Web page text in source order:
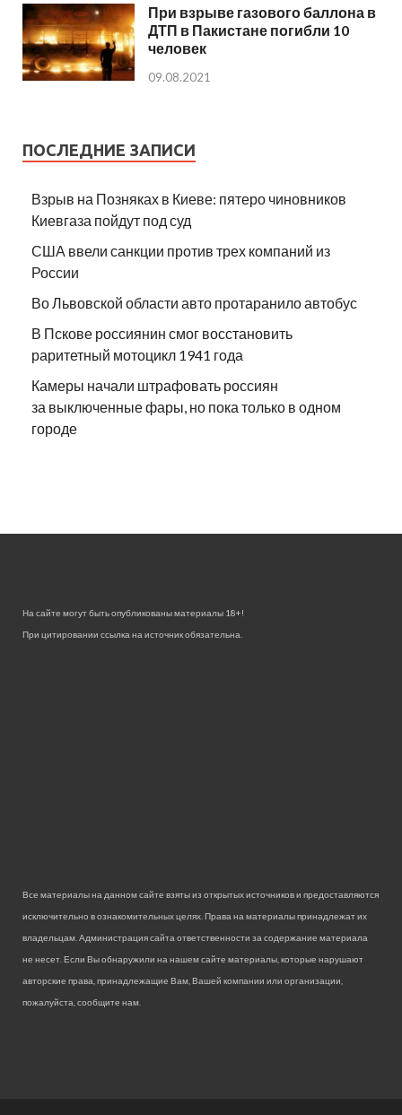
При взрыве газового баллона в
ДТП в Пакистане погибли 10
человек
09.08.2021
ПОСЛЕДНИЕ ЗАПИСИ
Взрыв на Позняках в Киеве: пятеро чиновников
Киевгаза пойдут под суд
США ввели санкции против трех компаний из
России
Во Львовской области авто протаранило автобус
В Пскове россиянин смог восстановить
раритетный мотоцикл 1941 года
Камеры начали штрафовать россиян
за выключенные фары, но пока только в одном
городе
На сайте могут быть опубликованы материалы 18+!
При цитировании ссылка на источник обязательна.
Все материалы на данном сайте взяты из открытых источников и предоставляются
исключительно в ознакомительных целях. Права на материалы принадлежат их
владельцам. Администрация сайта ответственности за содержание материала
не несет. Если Вы обнаружили на нашем сайте материалы, которые нарушают
авторские права, принадлежащие Вам, Вашей компании или организации,
пожалуйста, сообщите нам.